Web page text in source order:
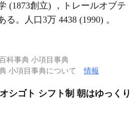
(1873創立) ，トレールオブテ
。人口3万 4438 (1990) 。
科事典 小項目事典
小項目事典について情報
シゴト シフト制 朝はゆっくり